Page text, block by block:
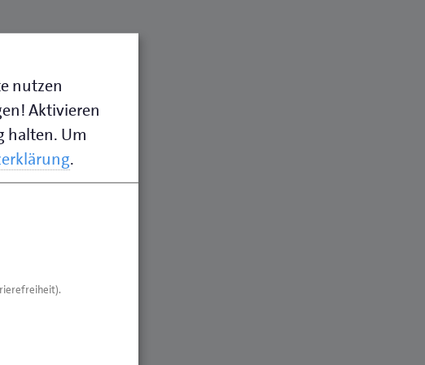
nutzen
Aktivieren
halten. Um
.